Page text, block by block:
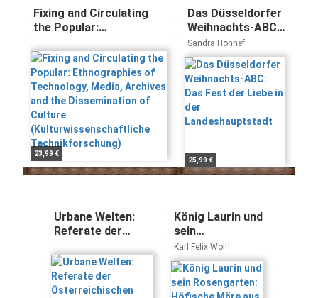
Fixing and Circulating
the Popular:
Technology, Media,
Archives and the
Dissemination of Culture
(Kulturwissenschaftliche
Technikforschung)
23,99 €
Das Düsseldorfer
Weihnachts-ABC:
Das Fest der
Liebe in der
Landeshauptstadt
Sandra Honnef
25,99 €
Urbane Welten:
Referate der
Volkskundetagung
1998 in Linz
(Buchreihe der
König Laurin und
sein
Rosengarten:
Höfische Märe
aus den
Dolomiten
Karl Felix Wolff